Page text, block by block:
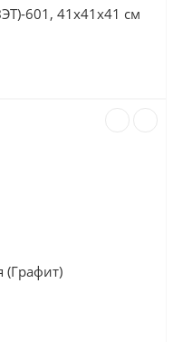
601, 41х41х41 см
(Графит)